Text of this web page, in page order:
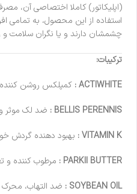
(اپلیکاتور) کاملا اختصاصی آن،
استفاده از این محصول، به تمامی
چشمشان دارند و یا نگران سلامت و
ترکیبات:
ACTIWHITE : کمپلکس روشن
BELLIS PERENNIS :
ضد لک موثر
VITAMIN K : بهبود دهنده گردش
PARKII BUTTER :
مرطوب کننده و
SOYBEAN OIL :
ضد التهاب،